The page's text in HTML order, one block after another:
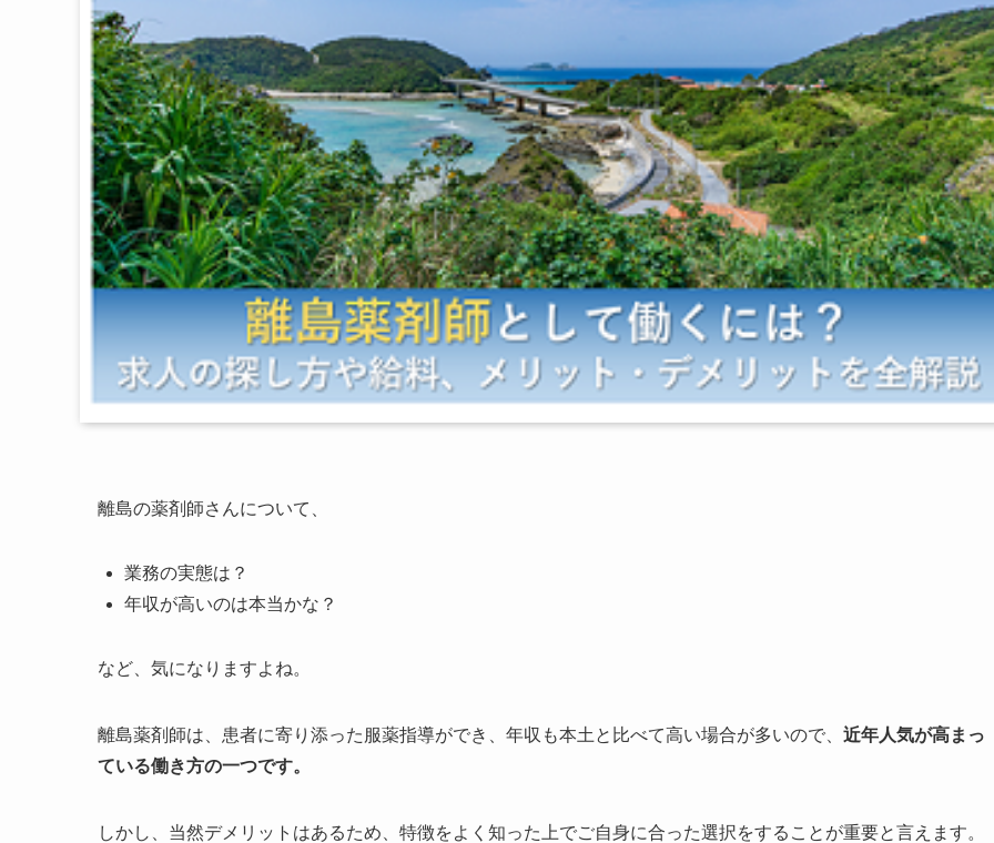
離島の薬剤師さんについて、
業務の実態は？
年収が高いのは本当かな？
など、気になりますよね。
離島薬剤師は、患者に寄り添った服薬指導ができ、年収も本土と比べて高い場合が多いので、 近年人気が高まっ
ている働き方の一つです。
しかし、当然デメリットはあるため、特徴をよく知った上でご自身に合った選択をすることが重要と言えます。